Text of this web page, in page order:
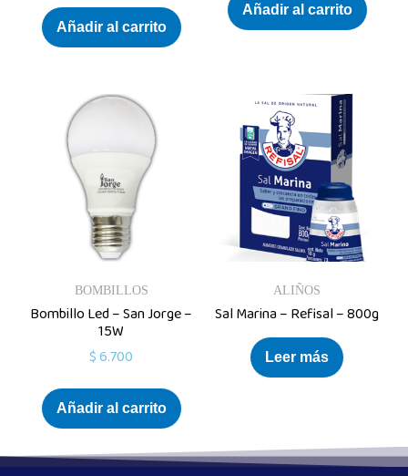
Añadir al carrito
Añadir al carrito
BOMBILLOS
Bombillo Led – San Jorge –
15W
$6.700
Añadir al carrito
ALIÑOS
Sal Marina – Refisal – 800g
Leer más